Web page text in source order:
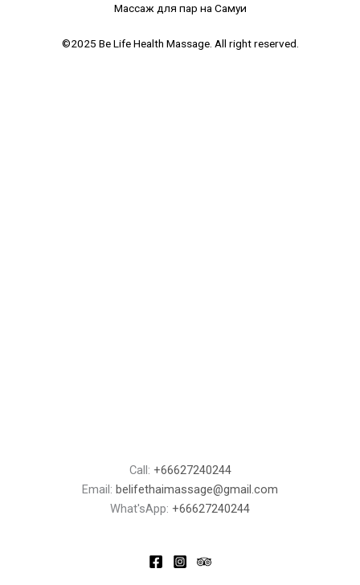
Массаж для пар на Самуи
©2025 Be Life Health Massage. All right reserved.
Call: +66627240244
Email: belifethaimassage@gmail.com
What'sApp: +66627240244